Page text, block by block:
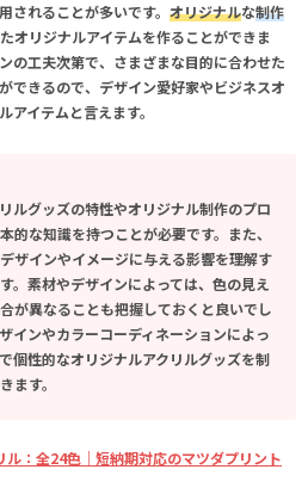
されることが多いです。 オリジナルな制作
オリジナルアイテムを作ることができま
の工夫次第で、さまざまな目的に合わせた
できるので、デザイン愛好家やビジネスオ
アイテムと言えます。
ルグッズの特性やオリジナル制作のプロ
的な知識を持つことが必要です。また、
ザインやイメージに与える影響を理解す
。素材やデザインによっては、色の見え
が異なることも把握しておくと良いでし
インやカラーコーディネーションによっ
個性的なオリジナルアクリルグッズを制
ます。
：全24色｜短納期対応のマツダプリント